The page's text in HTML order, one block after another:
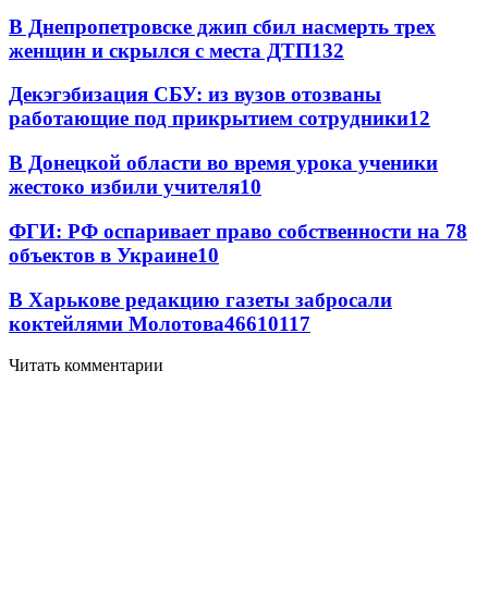
В Днепропетровске джип сбил насмерть трех
женщин и скрылся с места ДТП132
Декэгэбизация СБУ: из вузов отозваны
работающие под прикрытием сотрудники12
В Донецкой области во время урока ученики
жестоко избили учителя10
ФГИ: РФ оспаривает право собственности на 78
объектов в Украине10
В Харькове редакцию газеты забросали
коктейлями Молотова46610117
Читать комментарии